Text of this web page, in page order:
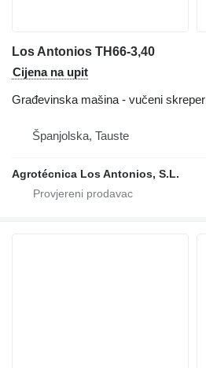
Los Antonios TH66-3,40
Cijena na upit
Građevinska mašina - vučeni skreper
Španjolska, Tauste
Agrotécnica Los Antonios, S.L.